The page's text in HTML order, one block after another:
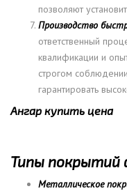
позволяют
Производство
ответственный
квалификации и
строгом
гарантировать
Ангар купить цена
Типы покрытий
Металлическое